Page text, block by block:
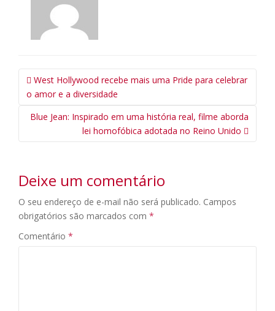
Navegação
da
Postagem
West Hollywood recebe mais uma Pride para celebrar
o amor e a diversidade
Blue Jean: Inspirado em uma história real, filme aborda
lei homofóbica adotada no Reino Unido
Deixe um comentário
O seu endereço de e-mail não será publicado. Campos
obrigatórios são marcados com *
Comentário *